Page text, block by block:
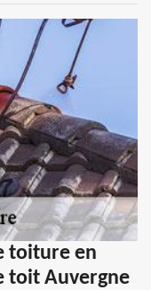
toiture en
toit Auvergne